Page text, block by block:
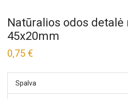
Natūralios odos
45x20mm
0,75 €
Spalva